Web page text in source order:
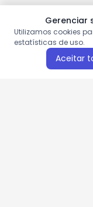
Gerenciar
Utilizamos cookies
estatísticas de uso.
Aceitar